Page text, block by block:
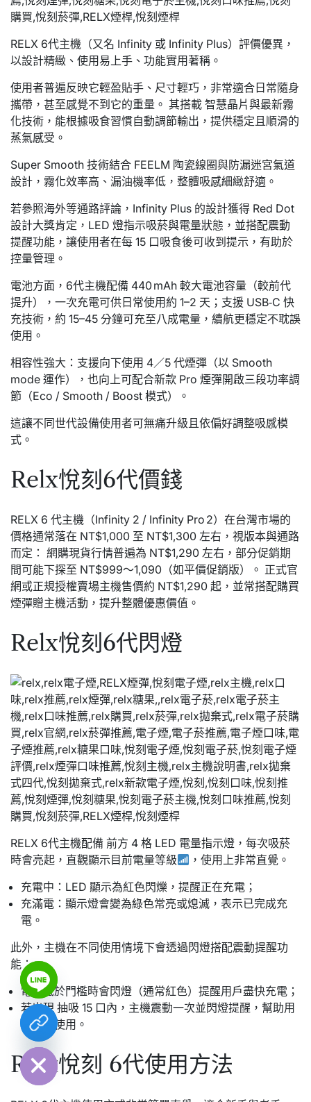
RELX 6代主機（又名 Infinity 或 Infinity Plus）評價優異，
以設計精緻、使用易上手、功能實用著稱。
使用者普遍反映它輕盈貼手、尺寸輕巧，非常適合日常隨身
攜帶，甚至感覺不到它的重量。 其搭載 智慧晶片與最新霧
化技術，能根據吸食習慣自動調節輸出，提供穩定且順滑的
蒸氣感受。
Super Smooth 技術結合 FEELM 陶瓷線圈與防漏迷宮氣道
設計，霧化效率高、漏油機率低，整體吸感細緻舒適。
若參照海外等通路評論，Infinity Plus 的設計獲得 Red Dot
設計大獎肯定，LED 燈指示吸菸與電量狀態，並搭配震動
提醒功能，讓使用者在每 15 口吸食後可收到提示，有助於
控量管理。
電池方面，6代主機配備 440 mAh 較大電池容量（較前代
提升），一次充電可供日常使用約 1–2 天；支援 USB‑C 快
充技術，約 15–45 分鐘可充至八成電量，續航更穩定不耽誤
使用。
相容性強大：支援向下使用 4／5 代煙彈（以 Smooth
mode 運作），也向上可配合新款 Pro 煙彈開啟三段功率調
節（Eco / Smooth / Boost 模式）。
這讓不同世代設備使用者可無痛升級且依偏好調整吸感模
式。
Relx悅刻6代價錢
RELX 6 代主機（Infinity 2 / Infinity Pro 2）在台灣市場的
價格通常落在 NT$1,000 至 NT$1,300 左右，視版本與通路
而定： 網購現貨行情普遍為 NT$1,290 左右，部分促銷期
間可能下探至 NT$999～1,090（如平價促銷版）。 正式官
網或正規授權賣場主機售價約 NT$1,290 起，並常搭配購買
煙彈贈主機活動，提升整體優惠價值。
Relx悅刻6代閃燈
RELX 6代主機配備 前方 4 格 LED 電量指示燈，每次吸菸
時會亮起，直觀顯示目前電量等級
，使用上非常直覺。
充電中：LED 顯示為紅色閃爍，提醒正在充電；
充滿電：顯示燈會變為綠色常亮或熄滅，表示已完成充
電。
此外，主機在不同使用情境下會透過閃燈搭配震動提醒功
能：
電量低於門檻時會閃燈（通常紅色）提醒用戶盡快充電；
若出現 抽吸 15 口內，主機震動一次並閃燈提醒，幫助用
戶控量使用。
Relx悅刻 6代使用方法
Hide
chaty